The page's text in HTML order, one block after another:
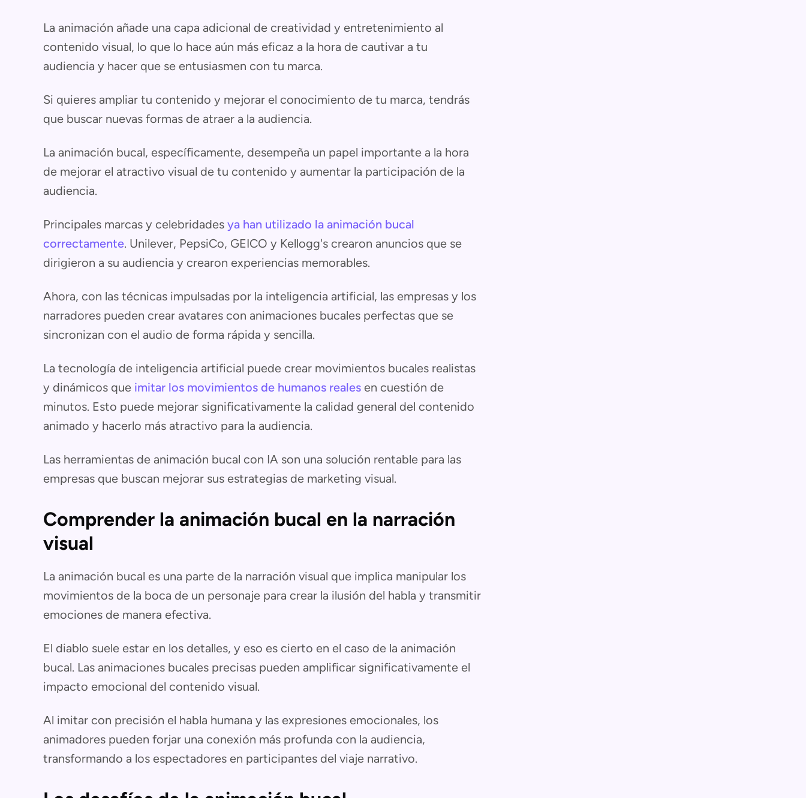
La animación añade una capa adicional de creatividad y entretenimiento al
contenido visual, lo que lo hace aún más eficaz a la hora de cautivar a tu
audiencia y hacer que se entusiasmen con tu marca.
Si quieres ampliar tu contenido y mejorar el conocimiento de tu marca, tendrás
que buscar nuevas formas de atraer a la audiencia.
La animación bucal, específicamente, desempeña un papel importante a la hora
de mejorar el atractivo visual de tu contenido y aumentar la participación de la
audiencia.
Principales marcas y celebridades ya han utilizado la animación bucal
correctamente. Unilever, PepsiCo, GEICO y Kellogg's crearon anuncios que se
dirigieron a su audiencia y crearon experiencias memorables.
Ahora, con las técnicas impulsadas por la inteligencia artificial, las empresas y los
narradores pueden crear avatares con animaciones bucales perfectas que se
sincronizan con el audio de forma rápida y sencilla.
La tecnología de inteligencia artificial puede crear movimientos bucales realistas
y dinámicos que imitar los movimientos de humanos reales en cuestión de
minutos. Esto puede mejorar significativamente la calidad general del contenido
animado y hacerlo más atractivo para la audiencia.
Las herramientas de animación bucal con IA son una solución rentable para las
empresas que buscan mejorar sus estrategias de marketing visual.
Comprender la animación bucal en la narración
visual
La animación bucal es una parte de la narración visual que implica manipular los
movimientos de la boca de un personaje para crear la ilusión del habla y transmitir
emociones de manera efectiva.
El diablo suele estar en los detalles, y eso es cierto en el caso de la animación
bucal. Las animaciones bucales precisas pueden amplificar significativamente el
impacto emocional del contenido visual.
Al imitar con precisión el habla humana y las expresiones emocionales, los
animadores pueden forjar una conexión más profunda con la audiencia,
transformando a los espectadores en participantes del viaje narrativo.